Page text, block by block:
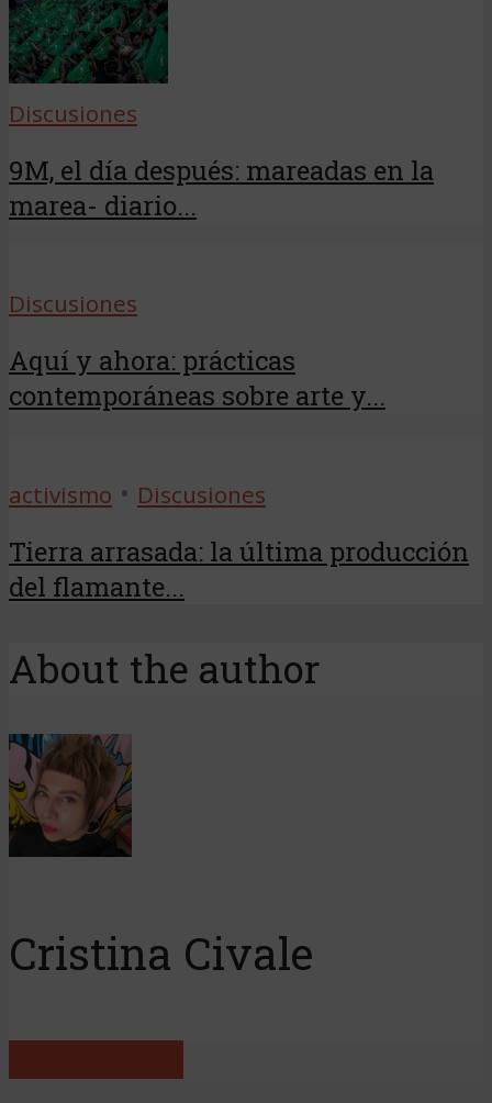
Discusiones
9M, el día después: mareadas en la
marea- diario...
Discusiones
Aquí y ahora: prácticas
contemporáneas sobre arte y...
activismo • Discusiones
Tierra arrasada: la última producción
del flamante...
About the author
Cristina Civale